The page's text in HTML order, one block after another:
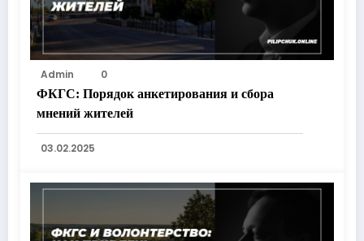
Admin
0
ФКГС: Порядок анкетирования и сбора
мнений жителей
03.02.2025